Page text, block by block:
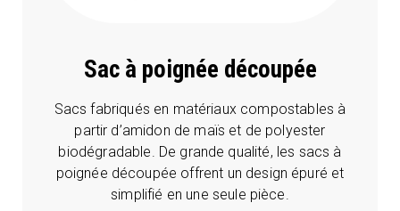
Sac à poignée découpée
Sacs fabriqués en matériaux compostables à
partir d’amidon de maïs et de polyester
biodégradable. De grande qualité, les sacs à
poignée découpée offrent un design épuré et
simplifié en une seule pièce.